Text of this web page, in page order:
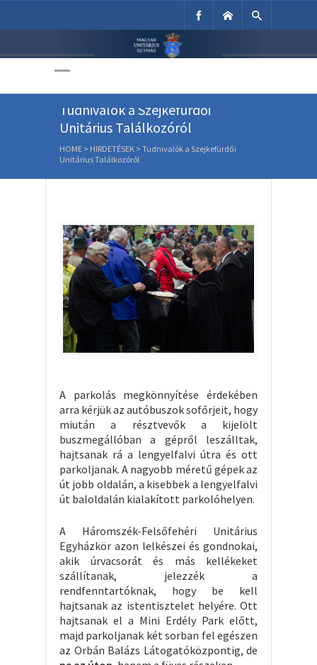
Unitárius Egyház
Tudnivalók a Szejkefürdői
Unitárius Találkozóról
HOME > HIRDETÉSEK > Tudnivalók a Szejkefürdői
Unitárius Találkozóról
A parkolás megkönnyítése érdekében
arra kérjük az autóbuszok sofőrjeit, hogy
miután a résztvevők a kijelölt
buszmegállóban a gépről leszálltak,
hajtsanak rá a lengyelfalvi útra és ott
parkoljanak. A nagyobb méretű gépek az
út jobb oldalán, a kisebbek a lengyelfalvi
út baloldalán kialakított parkolóhelyen.
A Háromszék-Felsőfehéri Unitárius
Egyházkör azon lelkészei és gondnokai,
akik úrvacsorát és más kellékeket
szállítanak, jelezzék a
rendfenntartóknak, hogy be kell
hajtsanak az istentisztelet helyére. Ott
hajtsanak el a Mini Erdély Park előtt,
majd parkoljanak két sorban fel egészen
az Orbán Balázs Látogatóközpontig, de